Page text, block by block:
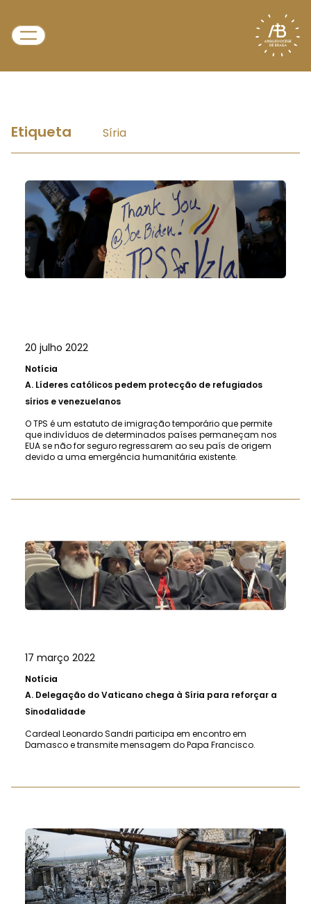
Etiqueta Síria
20 julho 2022
Notícia
A. Líderes católicos pedem protecção de refugiados
sírios e venezuelanos
O TPS é um estatuto de imigração temporário que permite
que indivíduos de determinados países permaneçam nos
EUA se não for seguro regressarem ao seu país de origem
devido a uma emergência humanitária existente.
17 março 2022
Notícia
A. Delegação do Vaticano chega à Síria para reforçar a
Sinodalidade
Cardeal Leonardo Sandri participa em encontro em
Damasco e transmite mensagem do Papa Francisco.